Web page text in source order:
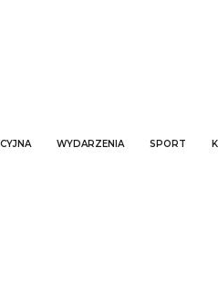
WYDARZENIA SPORT